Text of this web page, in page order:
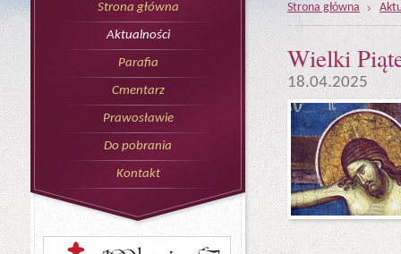
Strona główna
Aktualności
Parafia
Cmentarz
Prawosławie
Do pobrania
Kontakt
Strona główna
Wielki
18.04.2025